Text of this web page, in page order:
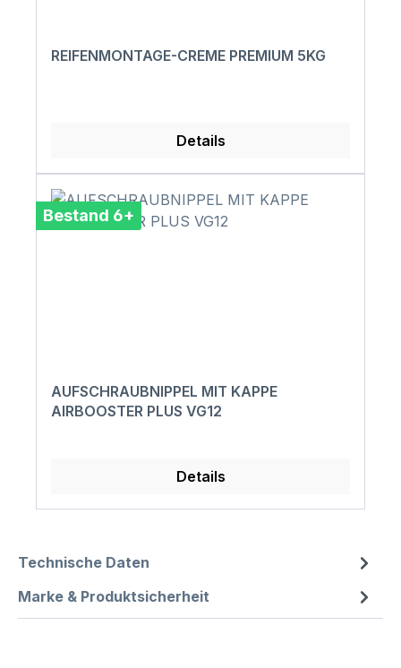
REIFENMONTAGE-CREME PREMIUM 5KG
Details
Bestand 6+
AUFSCHRAUBNIPPEL MIT KAPPE
AIRBOOSTER PLUS VG12
Details
Technische Daten
Marke & Produktsicherheit